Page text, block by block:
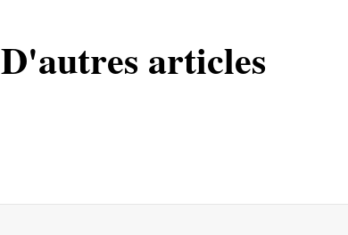
D'autres articles